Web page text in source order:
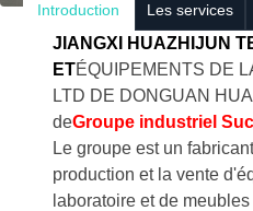
Introduction Les services
JIANGXI HUAZHIJUN
ETÉQUIPEMENTS DE
LTD DE DONGUAN
deGroupe industriel
Le groupe est un
production et la vente
laboratoire et de